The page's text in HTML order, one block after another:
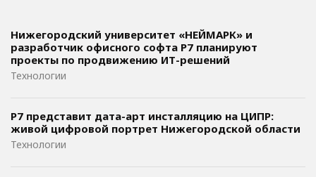
Нижегородский университет «НЕЙМАРК» и
разработчик офисного софта P7 планируют
проекты по продвижению ИТ-решений
Технологии
Р7 представит дата-арт инсталляцию на ЦИПР:
живой цифровой портрет Нижегородской области
Технологии